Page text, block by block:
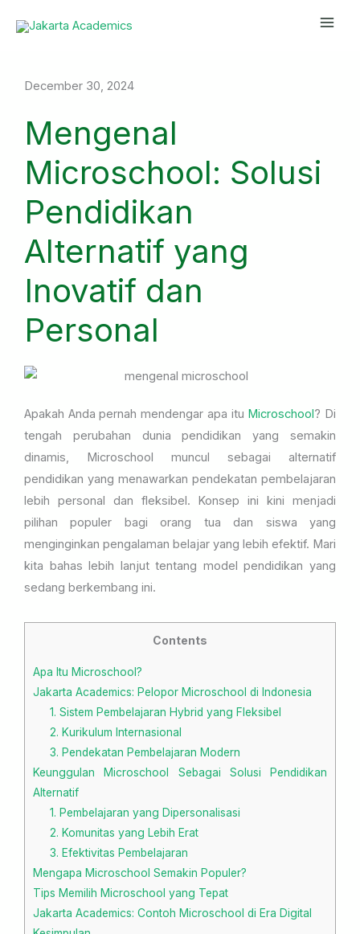
Main
December 30, 2024
Mengenal
Microschool: Solusi
Pendidikan
Alternatif yang
Inovatif dan
Personal
Apakah Anda pernah mendengar apa itu Microschool? Di
tengah perubahan dunia pendidikan yang semakin
dinamis, Microschool muncul sebagai alternatif
pendidikan yang menawarkan pendekatan pembelajaran
lebih personal dan fleksibel. Konsep ini kini menjadi
pilihan populer bagi orang tua dan siswa yang
menginginkan pengalaman belajar yang lebih efektif. Mari
kita bahas lebih lanjut tentang model pendidikan yang
sedang berkembang ini.
Contents
Apa Itu Microschool?
Jakarta Academics: Pelopor Microschool di Indonesia
1. Sistem Pembelajaran Hybrid yang Fleksibel
2. Kurikulum Internasional
3. Pendekatan Pembelajaran Modern
Keunggulan Microschool Sebagai Solusi Pendidikan
Alternatif
1. Pembelajaran yang Dipersonalisasi
2. Komunitas yang Lebih Erat
3. Efektivitas Pembelajaran
Mengapa Microschool Semakin Populer?
Tips Memilih Microschool yang Tepat
Jakarta Academics: Contoh Microschool di Era Digital